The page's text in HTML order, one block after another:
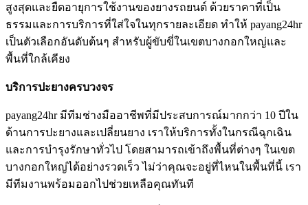
สูงสุดและยืดอายุการใช้งานของยางรถยนต์ ด้วยราคาที่เป็น
ธรรมและการบริการที่ใส่ใจในทุกรายละเอียด ทำให้ payang24hr
เป็นตัวเลือกอันดับต้นๆ สำหรับผู้ขับขี่ในเขตบางกอกใหญ่และ
พื้นที่ใกล้เคียง
บริการปะยางครบวงจร
payang24hr มีทีมช่างมืออาชีพที่มีประสบการณ์มากกว่า 10 ปีใน
ด้านการปะยางและเปลี่ยนยาง เราให้บริการทั้งในกรณีฉุกเฉิน
และการบำรุงรักษาทั่วไป โดยสามารถเข้าถึงพื้นที่ต่างๆ ในเขต
บางกอกใหญ่ได้อย่างรวดเร็ว ไม่ว่าคุณจะอยู่ที่ไหนในพื้นที่นี้ เรา
มีทีมงานพร้อมออกไปช่วยเหลือคุณทันที